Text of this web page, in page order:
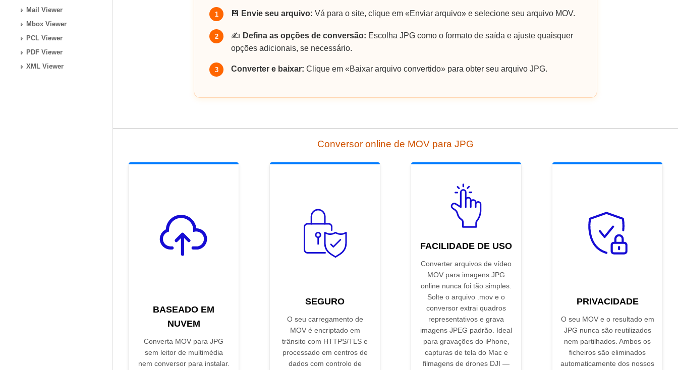
Mail Viewer
Mbox Viewer
PCL Viewer
PDF Viewer
XML Viewer
1 💾 Envie seu arquivo: Vá para o site, clique em «Enviar arquivo» e selecione seu arquivo MOV.
2 ✍️ Defina as opções de conversão: Escolha JPG como o formato de saída e ajuste quaisquer
opções adicionais, se necessário.
3 Converter e baixar: Clique em «Baixar arquivo convertido» para obter seu arquivo JPG.
Conversor online de MOV para JPG
BASEADO EM
NUVEM
Converta MOV para JPG
sem leitor de multimédia
nem conversor para instalar.
SEGURO
O seu carregamento de
MOV é encriptado em
trânsito com HTTPS/TLS e
processado em centros de
dados com controlo de
FACILIDADE DE USO
Converter arquivos de vídeo
MOV para imagens JPG
online nunca foi tão simples.
Solte o arquivo .mov e o
conversor extrai quadros
representativos e grava
imagens JPEG padrão. Ideal
para gravações do iPhone,
capturas de tela do Mac e
filmagens de drones DJI —
PRIVACIDADE
O seu MOV e o resultado em
JPG nunca são reutilizados
nem partilhados. Ambos os
ficheiros são eliminados
automaticamente dos nossos